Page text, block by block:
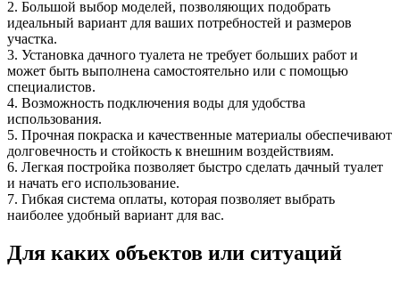
2. Большой выбор моделей, позволяющих подобрать
идеальный вариант для ваших потребностей и размеров
участка.
3. Установка дачного туалета не требует больших работ и
может быть выполнена самостоятельно или с помощью
специалистов.
4. Возможность подключения воды для удобства
использования.
5. Прочная покраска и качественные материалы обеспечивают
долговечность и стойкость к внешним воздействиям.
6. Легкая постройка позволяет быстро сделать дачный туалет
и начать его использование.
7. Гибкая система оплаты, которая позволяет выбрать
наиболее удобный вариант для вас.
Для каких объектов или ситуаций